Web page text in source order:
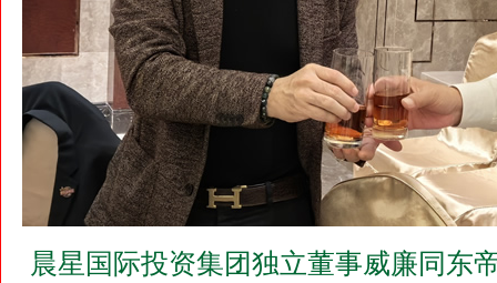
晨星国际投资集团独立董事威廉同东